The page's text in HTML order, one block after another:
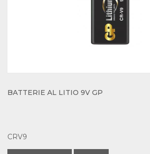
BATTERIE AL LITIO 9V GP
CRV9